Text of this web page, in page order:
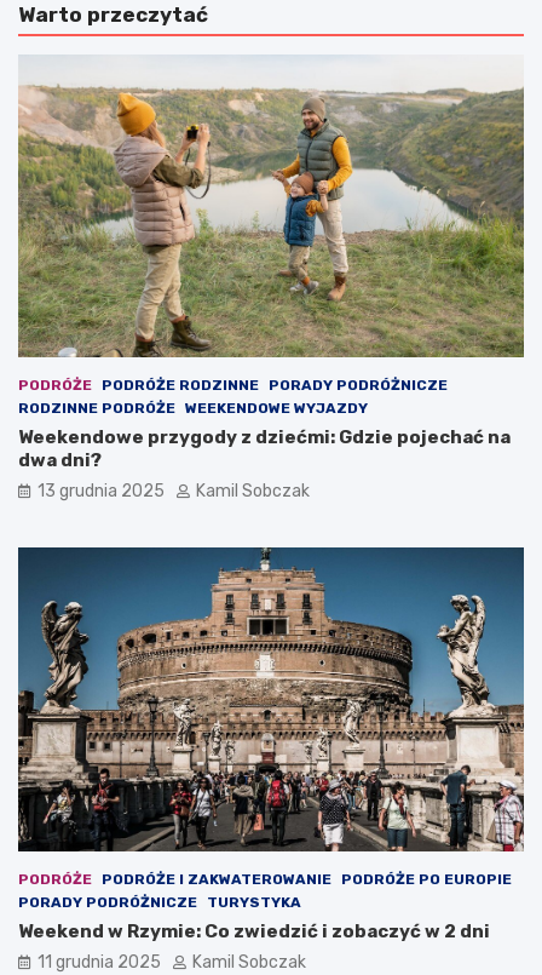
k
a
z
d
z
i
e
ć
m
i
:
N
a
j
l
e
p
s
z
e
i
j
o
z
i
n
n
y
y
p
o
c
c
i
n
z
d
z
i
e
c
k
i
e
m
:
C
o
r
o
b
w
e
Warto przeczytać
PODRÓŻE PODRÓŻE RODZINNE
PORADY PODRÓŻNICZE
RODZINNE PODRÓŻE WEEKENDOWE WYJAZDY
Weekendowe przygody z dziećmi: Gdzie pojechać na
dwa dni?
13 grudnia 2025 Kamil Sobczak
PODRÓŻE PODRÓŻE I ZAKWATEROWANIE
PODRÓŻE PO EUROPIE
PORADY PODRÓŻNICZE
TURYSTYKA
Weekend w Rzymie: Co zwiedzić i zobaczyć w 2 dni
11 grudnia 2025 Kamil Sobczak